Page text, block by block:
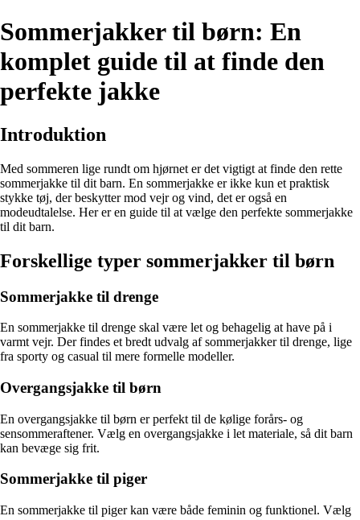
Sommerjakker til børn: En
komplet guide til at finde den
perfekte jakke
Introduktion
Med sommeren lige rundt om hjørnet er det vigtigt at finde den rette
sommerjakke til dit barn. En sommerjakke er ikke kun et praktisk
stykke tøj, der beskytter mod vejr og vind, det er også en
modeudtalelse. Her er en guide til at vælge den perfekte sommerjakke
til dit barn.
Forskellige typer sommerjakker til børn
Sommerjakke til drenge
En sommerjakke til drenge skal være let og behagelig at have på i
varmt vejr. Der findes et bredt udvalg af sommerjakker til drenge, lige
fra sporty og casual til mere formelle modeller.
Overgangsjakke til børn
En overgangsjakke til børn er perfekt til de kølige forårs- og
sensommeraftener. Vælg en overgangsjakke i let materiale, så dit barn
kan bevæge sig frit.
Sommerjakke til piger
En sommerjakke til piger kan være både feminin og funktionel. Vælg